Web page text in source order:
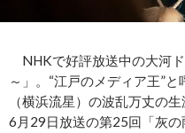
NHKで好評放送中の大河
～」。“江戸のメディア王”
（横浜流星）の波乱万丈の
6月29日放送の第25回「灰